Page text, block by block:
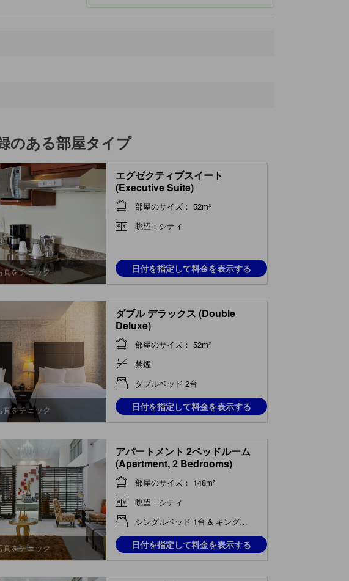
のある部屋タイプ
真をチェック
エグゼクティブスイート
(Executive Suite)
部屋のサイズ： 52m²
眺望：シティ
日付を指定して料金を表示する
真をチェック
ダブル デラックス (Double
Deluxe)
部屋のサイズ： 52m²
禁煙
ダブルベッド 2台
日付を指定して料金を表示する
真をチェック
アパートメント 2ベッドルーム
(Apartment, 2 Bedrooms)
部屋のサイズ： 148m²
眺望：シティ
シングルベッド 1台 & キングベッド 1台 & シン...
日付を指定して料金を表示する